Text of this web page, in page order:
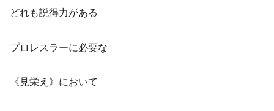
どれも説得力がある
プロレスラーに必要な
《見栄え》において